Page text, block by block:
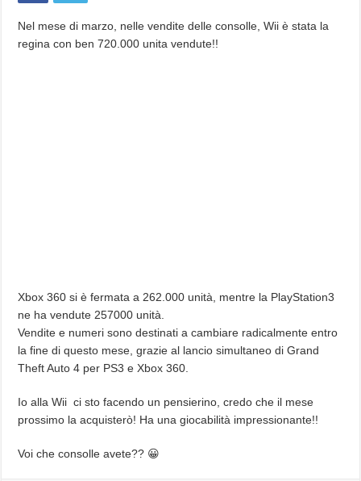
Nel mese di marzo, nelle vendite delle consolle, Wii è stata la
regina con ben 720.000 unita vendute!!
Xbox 360 si è fermata a 262.000 unità, mentre la PlayStation3
ne ha vendute 257000 unità.
Vendite e numeri sono destinati a cambiare radicalmente entro
la fine di questo mese, grazie al lancio simultaneo di Grand
Theft Auto 4 per PS3 e Xbox 360.
Io alla Wii ci sto facendo un pensierino, credo che il mese
prossimo la acquisterò! Ha una giocabilità impressionante!!
Voi che consolle avete?? 😀